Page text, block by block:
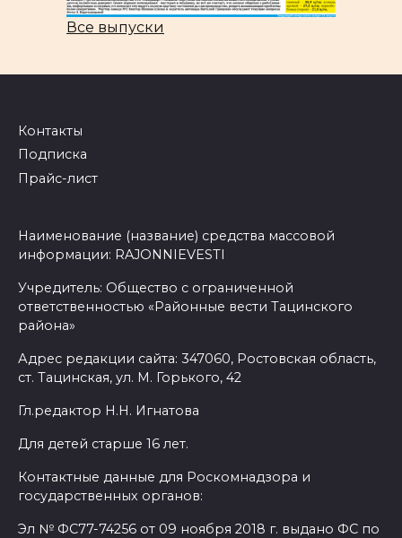
Все выпуски
Контакты
Подписка
Прайс-лист
Наименование (название) средства массовой
информации: RAJONNIEVESTI
Учредитель: Общество с ограниченной
ответственностью «Районные вести Тацинского
района»
Адрес редакции сайта: 347060, Ростовская область,
ст. Тацинская, ул. М. Горького, 42
Гл.редактор Н.Н. Игнатова
Для детей старше 16 лет.
Контактные данные для Роскомнадзора и
государственных органов:
Эл № ФС77-74256 от 09 ноября 2018 г. выдано ФС по